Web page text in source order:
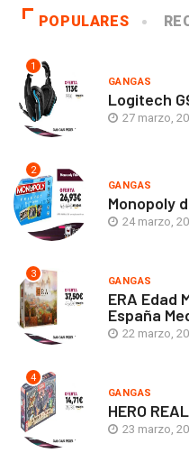
POPULARES
1
GANGAS
Logitech
27 marzo,
2
GANGAS
Monopoly
24 marzo,
3
GANGAS
ERA Edad
España
22 marzo,
4
GANGAS
HERO
23 marzo,